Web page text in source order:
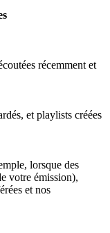
récemment et
et playlists créées
lorsque des
votre émission),
et nos